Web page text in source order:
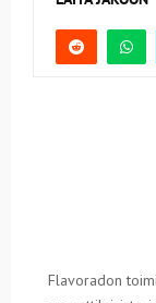
Flavoradon